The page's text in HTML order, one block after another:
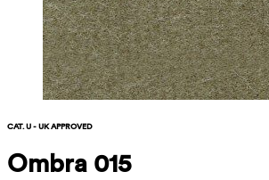
CAT. U - UK APPROVED
Ombra 015